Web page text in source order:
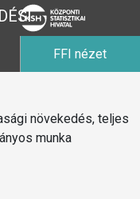
FFI nézet
növekedés, teljes
munka